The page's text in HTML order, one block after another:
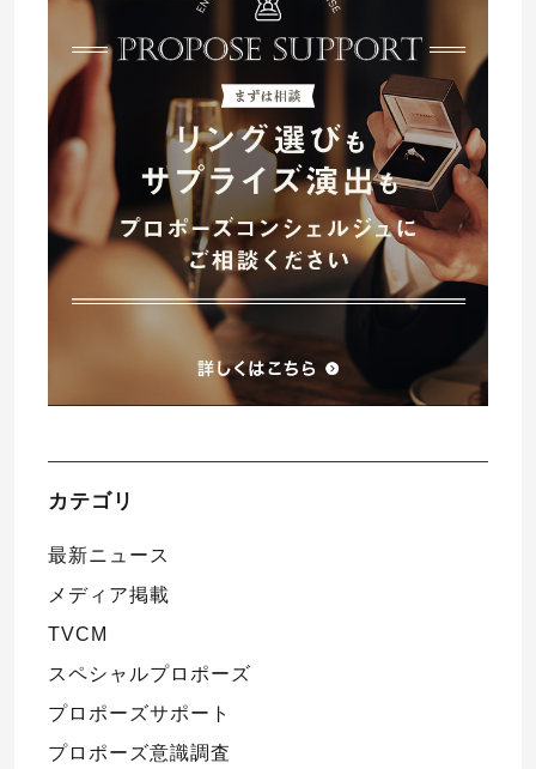
カテゴリ
最新ニュース
メディア掲載
TVCM
スペシャルプロポーズ
プロポーズサポート
プロポーズ意識調査